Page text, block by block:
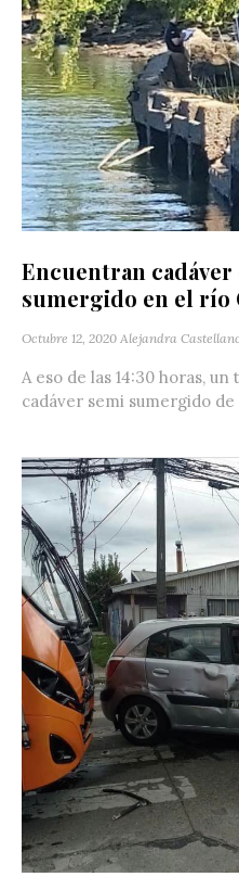
Encuentran
sumergido en el río
Octubre 12, 2020 Alejandra
A eso de las 14:30 horas,
cadáver semi sumergido